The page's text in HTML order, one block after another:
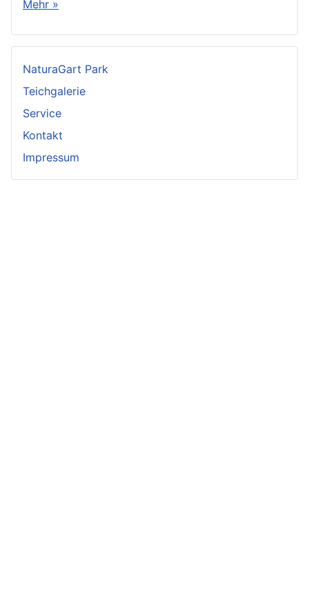
Mehr »
NaturaGart Park
Teichgalerie
Service
Kontakt
Impressum